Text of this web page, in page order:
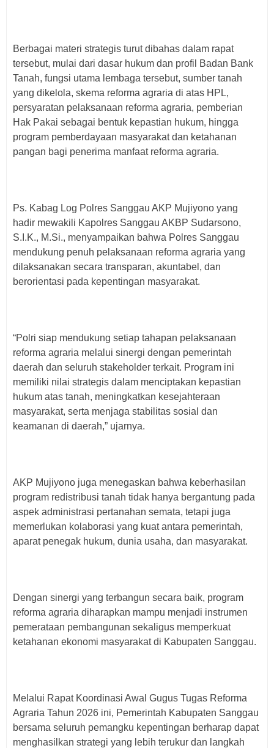
Berbagai materi strategis turut dibahas dalam rapat
tersebut, mulai dari dasar hukum dan profil Badan Bank
Tanah, fungsi utama lembaga tersebut, sumber tanah
yang dikelola, skema reforma agraria di atas HPL,
persyaratan pelaksanaan reforma agraria, pemberian
Hak Pakai sebagai bentuk kepastian hukum, hingga
program pemberdayaan masyarakat dan ketahanan
pangan bagi penerima manfaat reforma agraria.
Ps. Kabag Log Polres Sanggau AKP Mujiyono yang
hadir mewakili Kapolres Sanggau AKBP Sudarsono,
S.I.K., M.Si., menyampaikan bahwa Polres Sanggau
mendukung penuh pelaksanaan reforma agraria yang
dilaksanakan secara transparan, akuntabel, dan
berorientasi pada kepentingan masyarakat.
“Polri siap mendukung setiap tahapan pelaksanaan
reforma agraria melalui sinergi dengan pemerintah
daerah dan seluruh stakeholder terkait. Program ini
memiliki nilai strategis dalam menciptakan kepastian
hukum atas tanah, meningkatkan kesejahteraan
masyarakat, serta menjaga stabilitas sosial dan
keamanan di daerah,” ujarnya.
AKP Mujiyono juga menegaskan bahwa keberhasilan
program redistribusi tanah tidak hanya bergantung pada
aspek administrasi pertanahan semata, tetapi juga
memerlukan kolaborasi yang kuat antara pemerintah,
aparat penegak hukum, dunia usaha, dan masyarakat.
Dengan sinergi yang terbangun secara baik, program
reforma agraria diharapkan mampu menjadi instrumen
pemerataan pembangunan sekaligus memperkuat
ketahanan ekonomi masyarakat di Kabupaten Sanggau.
Melalui Rapat Koordinasi Awal Gugus Tugas Reforma
Agraria Tahun 2026 ini, Pemerintah Kabupaten Sanggau
bersama seluruh pemangku kepentingan berharap dapat
menghasilkan strategi yang lebih terukur dan langkah